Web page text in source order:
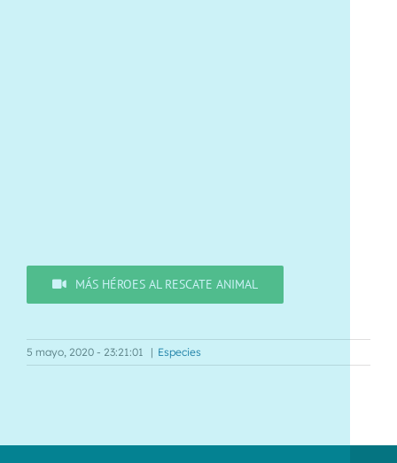
MÁS HÉROES AL RESCATE ANIMAL
5 mayo, 2020 - 23:21:01 | Especies